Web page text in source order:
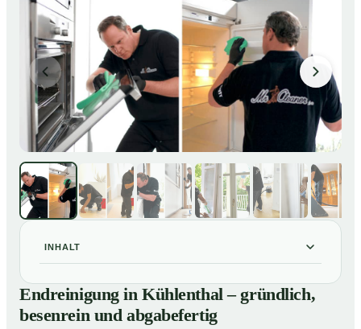
INHALT
01 Endreinigung in Kühlenthal – gründlich, besenrein und
abgabefertig
Endreinigung in Kühlenthal – gründlich,
besenrein und abgabefertig